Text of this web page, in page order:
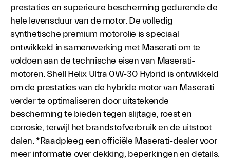
prestaties en superieure bescherming gedurende de
hele levensduur van de motor. De volledig
synthetische premium motorolie is speciaal
ontwikkeld in samenwerking met Maserati om te
voldoen aan de technische eisen van Maserati-
motoren. Shell Helix Ultra 0W-30 Hybrid is ontwikkeld
om de prestaties van de hybride motor van Maserati
verder te optimaliseren door uitstekende
bescherming te bieden tegen slijtage, roest en
corrosie, terwijl het brandstofverbruik en de uitstoot
dalen. *Raadpleeg een officiële Maserati-dealer voor
meer informatie over dekking, beperkingen en details.